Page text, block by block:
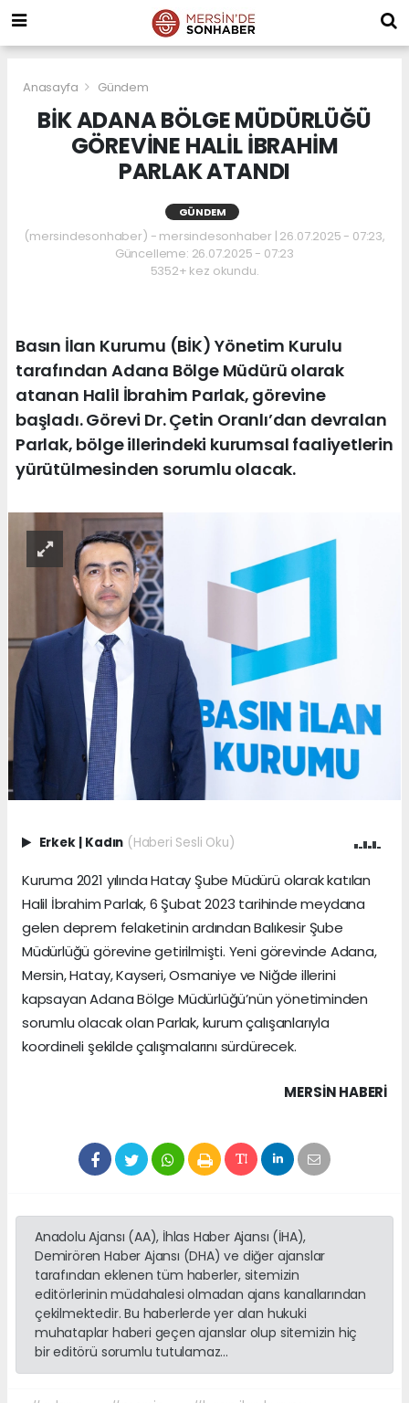
Anasayfa Gündem
BİK ADANA BÖLGE MÜDÜRLÜĞÜ
GÖREVİNE HALİL İBRAHİM
PARLAK ATANDI
GÜNDEM
(mersindesonhaber) - mersindesonhaber | 26.07.2025 - 07:23,
Güncelleme: 26.07.2025 - 07:23
5352+ kez okundu.
Basın İlan Kurumu (BİK) Yönetim Kurulu
tarafından Adana Bölge Müdürü olarak
atanan Halil İbrahim Parlak, görevine
başladı. Görevi Dr. Çetin Oranlı’dan devralan
Parlak, bölge illerindeki kurumsal faaliyetlerin
yürütülmesinden sorumlu olacak.
Erkek | Kadın (Haberi Sesli Oku)
Kuruma 2021 yılında Hatay Şube Müdürü olarak katılan
Halil İbrahim Parlak, 6 Şubat 2023 tarihinde meydana
gelen deprem felaketinin ardından Balıkesir Şube
Müdürlüğü görevine getirilmişti. Yeni görevinde Adana,
Mersin, Hatay, Kayseri, Osmaniye ve Niğde illerini
kapsayan Adana Bölge Müdürlüğü’nün yönetiminden
sorumlu olacak olan Parlak, kurum çalışanlarıyla
koordineli şekilde çalışmalarını sürdürecek.
MERSIN HABERİ
Anadolu Ajansı (AA), İhlas Haber Ajansı (İHA),
Demirören Haber Ajansı (DHA) ve diğer ajanslar
tarafından eklenen tüm haberler, sitemizin
editörlerinin müdahalesi olmadan ajans kanallarından
çekilmektedir. Bu haberlerde yer alan hukuki
muhataplar haberi geçen ajanslar olup sitemizin hiç
bir editörü sorumlu tutulamaz...